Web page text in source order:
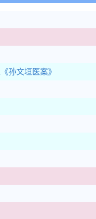
《孙文垣医案》